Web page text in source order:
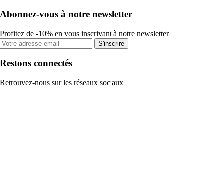
Abonnez-vous à notre newsletter
Profitez de -10% en vous inscrivant à notre newsletter
S'inscrire
Restons connectés
Retrouvez-nous sur les réseaux sociaux